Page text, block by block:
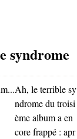
syndrome
Ah, le terrible sy
ndrome du troisi
ème album a en
core frappé : apr